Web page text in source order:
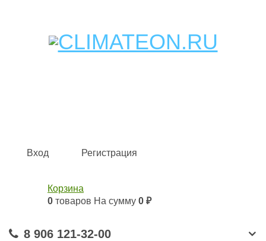
Кондиционеры и сплит-системы, газовые котлы,
Вход Регистрация
Корзина
0 товаров На сумму 0 ₽
8 906 121-32-00